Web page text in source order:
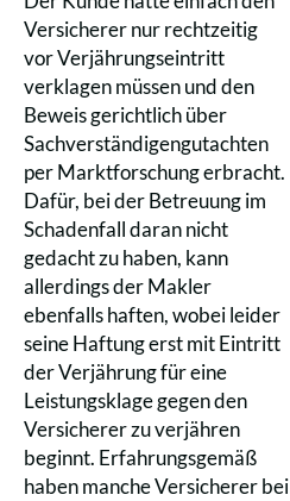
Versicherer nur rechtzeitig
vor Verjährungseintritt
verklagen müssen und den
Beweis gerichtlich über
Sachverständigengutachten
per Marktforschung erbracht.
Dafür, bei der Betreuung im
Schadenfall daran nicht
gedacht zu haben, kann
allerdings der Makler
ebenfalls haften, wobei leider
seine Haftung erst mit Eintritt
der Verjährung für eine
Leistungsklage gegen den
Versicherer zu verjähren
beginnt. Erfahrungsgemäß
haben manche Versicherer bei